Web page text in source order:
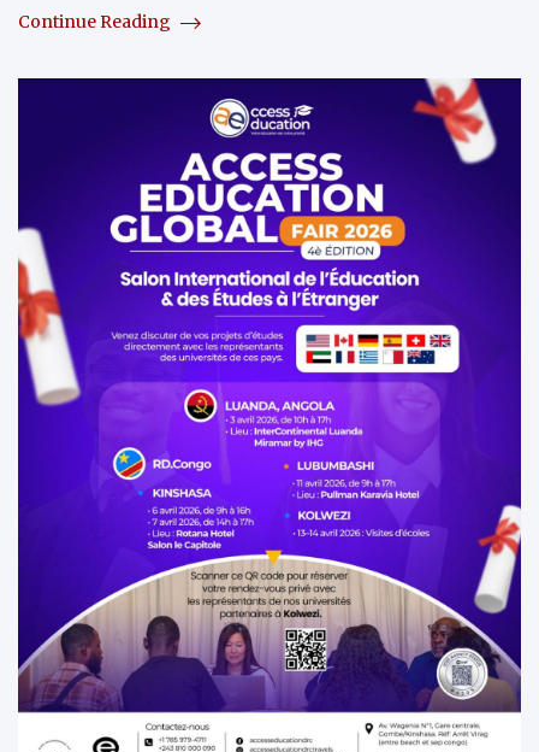
Continue Reading